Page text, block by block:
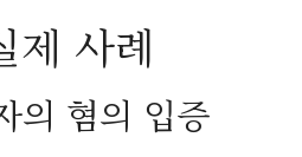
제 사례
의 혐의 입증